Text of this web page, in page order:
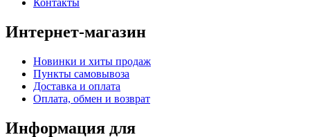
Контакты
Интернет-магазин
Новинки и хиты продаж
Пункты самовывоза
Доставка и оплата
Оплата, обмен и возврат
Информация для